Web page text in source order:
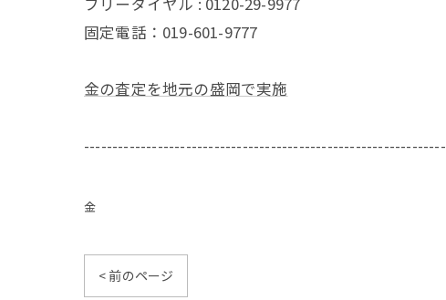
固定電話：019-601-9777
金の査定を地元の盛岡で実施
金
< 前のページ